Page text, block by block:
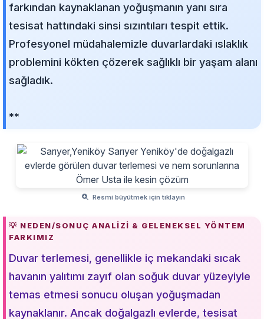
farkından kaynaklanan yoğuşmanın yanı sıra
tesisat hattındaki sinsi sızıntıları tespit ettik.
Profesyonel müdahalemizle duvarlardaki ıslaklık
problemini kökten çözerek sağlıklı bir yaşam alanı
sağladık.
**
Resmi büyütmek için tıklayın
💡 NEDEN/SONUÇ ANALIZI & GELENEKSEL YÖNTEM
FARKIMIZ
Duvar terlemesi, genellikle iç mekandaki sıcak
havanın yalıtımı zayıf olan soğuk duvar yüzeyiyle
temas etmesi sonucu oluşan yoğuşmadan
kaynaklanır. Ancak doğalgazlı evlerde, tesisat